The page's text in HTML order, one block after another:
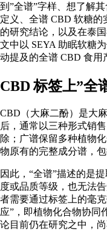
到”全谱”字样、想了解
定义、全谱 CBD 软糖
的研究结论，以及在泰
文中以 SEYA 助眠软糖
动提及的全谱 CBD 食用
CBD 标签上”全
CBD（大麻二酚）是大
后，通常以三种形式销
除；广谱保留多种植物
物原有的完整成分谱，
因此，“全谱”描述的是
度或品质等级，也无法
者需要通过标签上的毫
应”，即植物化合物协同
论目前仍在研究之中，尚